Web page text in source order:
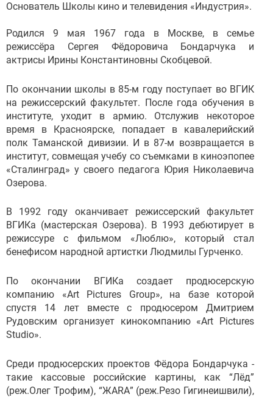
Основатель Школы кино и телевидения «Индустрия».
Родился 9 мая 1967 года в Москве, в семье
режиссёра Сергея Фёдоровича Бондарчука и
актрисы Ирины Константиновны Скобцевой.
По окончании школы в 85-м году поступает во ВГИК
на режиссерский факультет. После года обучения в
институте, уходит в армию. Отслужив некоторое
время в Красноярске, попадает в кавалерийский
полк Таманской дивизии. И в 87-м возвращается в
институт, совмещая учебу со съемками в киноэпопее
«Сталинград» у своего педагога Юрия Николаевича
Озерова.
В 1992 году оканчивает режиссерский факультет
ВГИКа (мастерская Озерова). В 1993 дебютирует в
режиссуре с фильмом «Люблю», который стал
бенефисом народной артистки Людмилы Гурченко.
По окончании ВГИКа создает продюсерскую
компанию «Art Pictures Group», на базе которой
спустя 14 лет вместе с продюсером Дмитрием
Рудовским организует кинокомпанию «Art Pictures
Studio».
Среди продюсерских проектов Фёдора Бондарчука -
такие кассовые российские картины, как “Лёд”
(реж.Олег Трофим), “ЖАRА” (реж.Резо Гигинеишвили),